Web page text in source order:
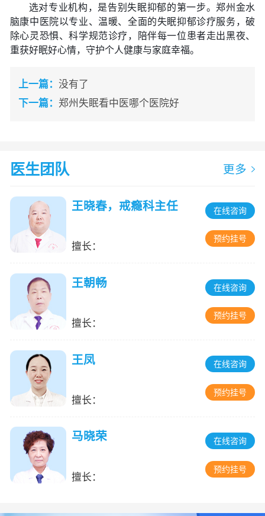
选对专业机构，是告别失眠抑郁的第一步。郑州金水
脑康中医院以专业、温暖、全面的失眠抑郁诊疗服务，破
除心灵恐惧、科学规范诊疗，陪伴每一位患者走出黑夜、
重获好眠好心情，守护个人健康与家庭幸福。
上一篇： 没有了
下一篇： 郑州失眠看中医哪个医院好
医生团队 更多
王晓春，戒瘾科主任
擅长：
在线咨询
预约挂号
王朝畅
擅长：
在线咨询
预约挂号
王凤
擅长：
在线咨询
预约挂号
马晓荣
擅长：
在线咨询
预约挂号